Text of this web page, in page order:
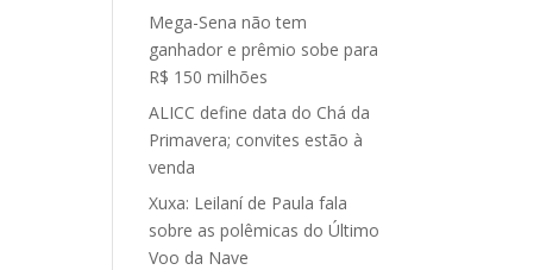
Mega-Sena não tem
ganhador e prêmio sobe para
R$ 150 milhões
ALICC define data do Chá da
Primavera; convites estão à
venda
Xuxa: Leilaní de Paula fala
sobre as polêmicas do Último
Voo da Nave